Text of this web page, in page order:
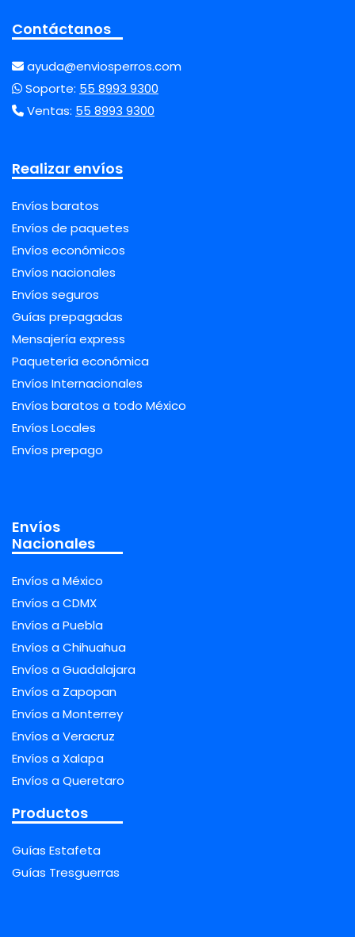
Contáctanos
ayuda@enviosperros.com
Soporte: 55 8993 9300
Ventas: 55 8993 9300
Realizar envíos
Envíos baratos
Envíos de paquetes
Envíos económicos
Envíos nacionales
Envíos seguros
Guías prepagadas
Mensajería express
Paquetería económica
Envíos Internacionales
Envíos baratos a todo México
Envíos Locales
Envíos prepago
Envíos
Nacionales
Envíos a México
Envíos a CDMX
Envíos a Puebla
Envíos a Chihuahua
Envíos a Guadalajara
Envíos a Zapopan
Envíos a Monterrey
Envíos a Veracruz
Envíos a Xalapa
Envíos a Queretaro
Productos
Guías Estafeta
Guías Tresguerras